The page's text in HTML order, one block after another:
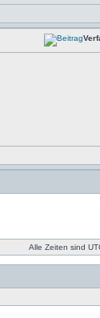
Alle Zeiten sind